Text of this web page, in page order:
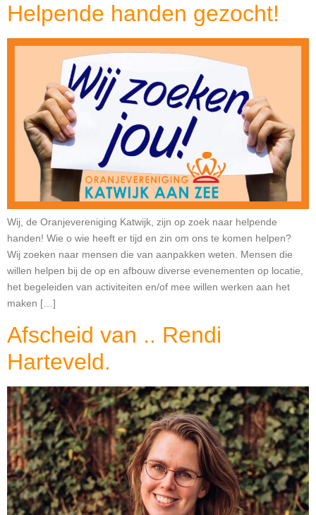
Helpende handen gezocht!
Wij, de Oranjevereniging Katwijk, zijn op zoek naar helpende
handen! Wie o wie heeft er tijd en zin om ons te komen helpen?
Wij zoeken naar mensen die van aanpakken weten. Mensen die
willen helpen bij de op en afbouw diverse evenementen op locatie,
het begeleiden van activiteiten en/of mee willen werken aan het
maken […]
Afscheid van .. Rendi
Harteveld.